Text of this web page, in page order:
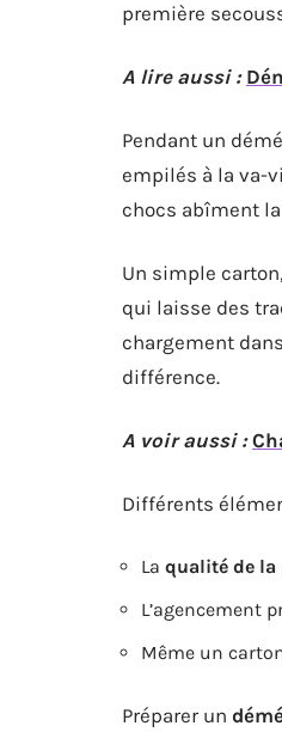
première
A lire aussi :
Pendant un
empilés à la va-
chocs abîment
Un simple
qui laisse des
chargement
différence.
A voir aussi :
Différents
La qualité de la
L’agencement
Même un
Préparer un